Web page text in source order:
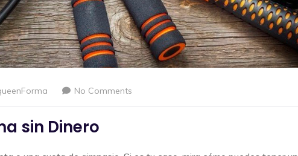
No Comments
sin Dinero